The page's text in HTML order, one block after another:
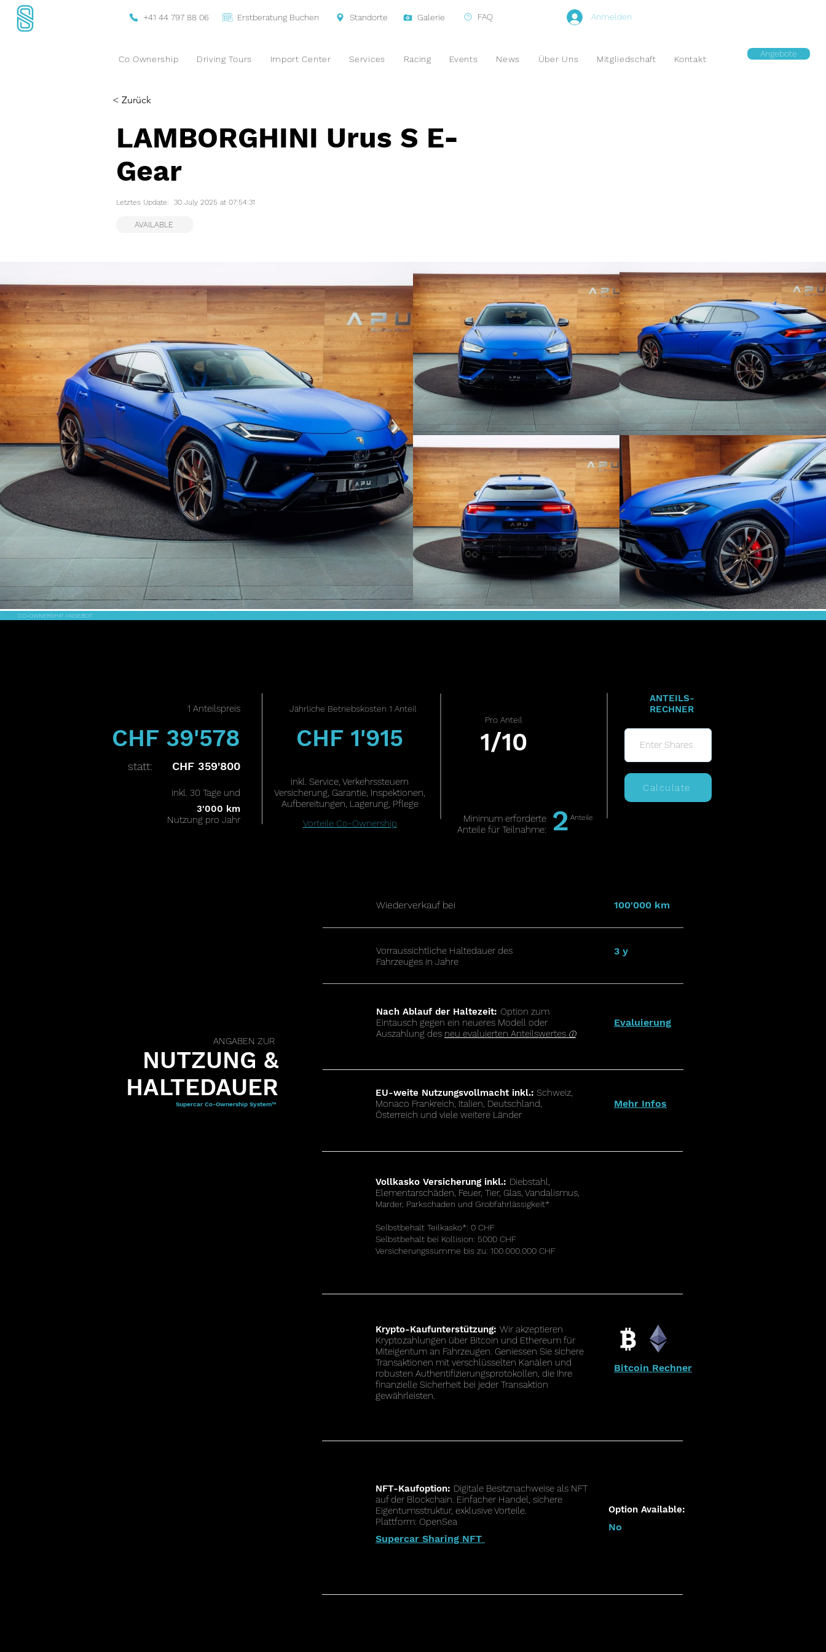
+41 44 797 88 06 Erstberatung Buchen Standorte Galerie FAQ Anmelden
Co Ownership Driving Tours Import Center Services Racing Events News Über Uns Mitgliedschaft Kontakt
Angebote
< Zurück
LAMBORGHINI Urus S E-
Gear
Letztes Update: 30 July 2025 at 07:54:31
AVAILABLE
CO-OWNERSHIP ANGEBOT
1 Anteilspreis Jährliche Betriebskosten 1 Anteil
CHF 39'578 CHF 1'915
statt: CHF 359'800
1/10
Pro Anteil
inkl. 30 Tage und
inkl. Service, Verkehrssteuern
Versicherung, Garantie, Inspektionen,
Aufbereitungen, Lagerung, Pflege
Vorteile Co-Ownership
Minimum erforderte
Anteile für Teilnahme:
3'000 km
Nutzung pro Jahr
2 Anteile
Calculate
ANTEILS-
RECHNER
ANGABEN ZUR
NUTZUNG &
HALTEDAUER
Supercar Co-Ownership System™
Wiederverkauf bei 100'000 km
Vorraussichtliche Haltedauer des
Fahrzeuges in Jahre
3 y
Nach Ablauf der Haltezeit: Option zum
Eintausch gegen ein neueres Modell oder
Auszahlung des neu evaluierten Anteilswertes ⓘ
Evaluierung
EU-weite Nutzungsvollmacht inkl.: Schweiz,
Monaco Frankreich, Italien, Deutschland,
Österreich und viele weitere Länder
Mehr Infos
Vollkasko Versicherung inkl.: Diebstahl,
Elementarschäden, Feuer, Tier, Glas, Vandalismus,
Marder, Parkschaden und Grobfahrlässigkeit*
Selbstbehalt Teilkasko*: 0 CHF
Selbstbehalt bei Kollision: 5000 CHF
Versicherungssumme bis zu: 100.000.000 CHF
Krypto-Kaufunterstützung: Wir akzeptieren
Kryptozahlungen über Bitcoin und Ethereum für
Miteigentum an Fahrzeugen. Geniessen Sie sichere
Transaktionen mit verschlüsselten Kanälen und
robusten Authentifizierungsprotokollen, die Ihre
finanzielle Sicherheit bei jeder Transaktion
gewährleisten.
Bitcoin Rechner
NFT-Kaufoption: Digitale Besitznachweise als NFT
auf der Blockchain. Einfacher Handel, sichere
Eigentumsstruktur, exklusive Vorteile.
Plattform: OpenSea
Option Available:
No
Supercar Sharing NFT